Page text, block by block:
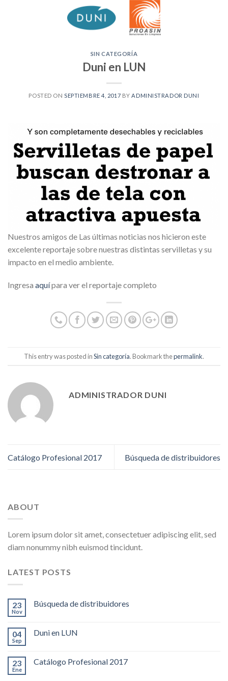
SIN CATEGORÍA
Duni en LUN
POSTED ON SEPTIEMBRE 4, 2017 BY ADMINISTRADOR DUNI
Nuestros amigos de Las últimas noticias nos hicieron este
excelente reportaje sobre nuestras distintas servilletas y su
impacto en el medio ambiente.
Ingresa aquípara ver el reportaje completo
This entry was posted inSin categoría. Bookmark thepermalink.
ADMINISTRADOR DUNI
Catálogo Profesional 2017 Búsqueda de distribuidores
ABOUT
Lorem ipsum dolor sit amet, consectetuer adipiscing elit, sed
diam nonummy nibh euismod tincidunt.
LATEST POSTS
23
Nov
Búsqueda de distribuidores
04
Sep
Duni en LUN
23
Ene
Catálogo Profesional 2017